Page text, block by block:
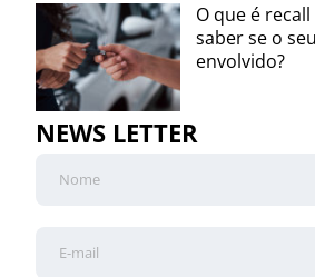
O que é
saber se o
envolvido?
NEWS LETTER